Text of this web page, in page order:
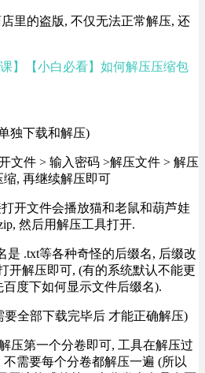
里的盗版, 不仅无法正常解压, 还
课】【小白必看】如何解压压缩包
独下载和解压)
文件 > 输入密码 >解压文件 > 解压
, 再继续解压即可
开文件会播放猫和老鼠和葫芦娃
然后用解压工具打开.
是 .txt等各种奇怪的后缀名, 后缀改
开解压即可, (有的系统默认不能更
度下如何显示文件后缀名).
要全部下载完毕后 才能正确解压)
压第一个分卷即可, 工具在解压过
需要每个分卷都解压一遍 (所以